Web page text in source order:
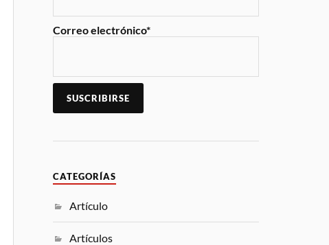
Correo electrónico*
CATEGORÍAS
Artículo
Artículos